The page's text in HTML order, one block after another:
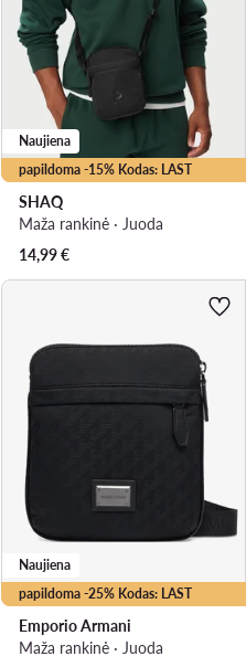
papildoma -15% Kodas: LAST
Naujiena
SHAQ
Maža rankinė · Juoda
14,99€
papildoma -25% Kodas: LAST
Naujiena
Emporio Armani
Maža rankinė · Juoda